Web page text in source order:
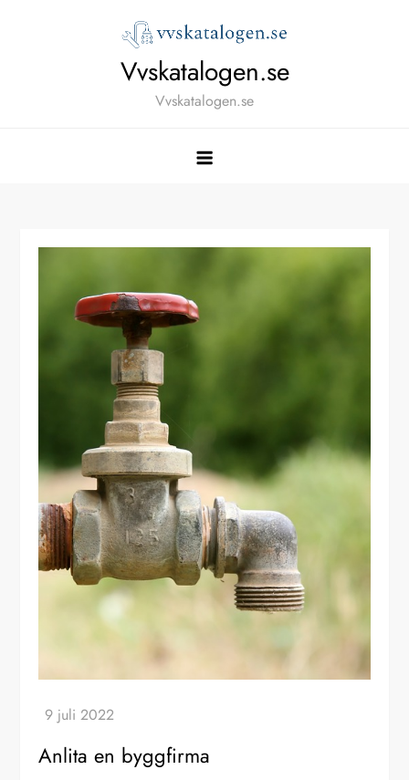
Vvskatalogen.se
Vvskatalogen.se
Anlita en byggfirma